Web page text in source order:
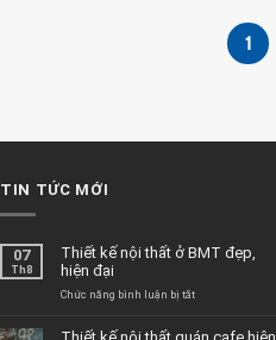
1
TIN TỨC MỚI
07
Th8
Thiết kế nội thất ở BMT đẹp,
hiện đại
Chức năng bình luận bị tắtở